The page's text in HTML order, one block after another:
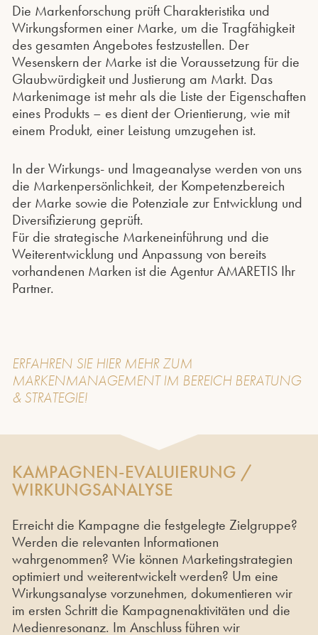
Die Markenforschung prüft Charakteristika und
Wirkungsformen einer Marke, um die Tragfähigkeit
des gesamten Angebotes festzustellen. Der
Wesenskern der Marke ist die Voraussetzung für die
Glaubwürdigkeit und Justierung am Markt. Das
Markenimage ist mehr als die Liste der Eigenschaften
eines Produkts – es dient der Orientierung, wie mit
einem Produkt, einer Leistung umzugehen ist.
In der Wirkungs- und Imageanalyse werden von uns
die Markenpersönlichkeit, der Kompetenzbereich
der Marke sowie die Potenziale zur Entwicklung und
Diversifizierung geprüft.
Für die strategische Markeneinführung und die
Weiterentwicklung und Anpassung von bereits
vorhandenen Marken ist die Agentur AMARETIS Ihr
Partner.
ERFAHREN SIE HIERMEHR ZUM
MARKENMANAGEMENT IM BEREICH BERATUNG
& STRATEGIE!
KAMPAGNEN-EVALUIERUNG /
WIRKUNGSANALYSE
Erreicht die Kampagne die festgelegte Zielgruppe?
Werden die relevanten Informationen
wahrgenommen? Wie können Marketingstrategien
optimiert und weiterentwickelt werden? Um eine
Wirkungsanalyse vorzunehmen, dokumentieren wir
im ersten Schritt die Kampagnenaktivitäten und die
Medienresonanz. Im Anschluss führen wir